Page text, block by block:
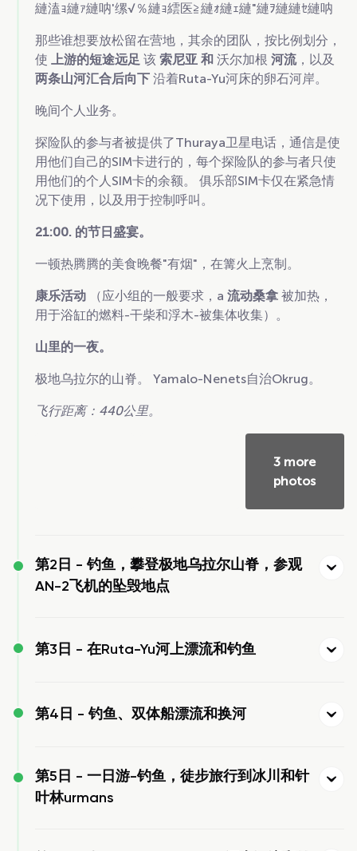
縺溘ｮ縺ｧ縺呐'缧√％縺ｮ繧医≧縺ｫ縺ｪ縺"縺ｦ縺縺ｾ縺呐
那些谁想要放松留在营地，其余的团队，按比例划分，
使 上游的短途远足 该 索尼亚 和 沃尔加根 河流，以及
两条山河汇合后向下 沿着Ruta-Yu河床的卵石河岸。
晚间个人业务。
探险队的参与者被提供了Thuraya卫星电话，通信是使
用他们自己的SIM卡进行的，每个探险队的参与者只使
用他们的个人SIM卡的余额。 俱乐部SIM卡仅在紧急情
况下使用，以及用于控制呼叫。
21:00. 的节日盛宴。
一顿热腾腾的美食晚餐"有烟"，在篝火上烹制。
康乐活动 （应小组的一般要求，a 流动桑拿 被加热，
用于浴缸的燃料-干柴和浮木-被集体收集）。
山里的一夜。
极地乌拉尔的山脊。 Yamalo-Nenets自治Okrug。
飞行距离：440公里。
3 more
photos
第2日 -钓鱼，攀登极地乌拉尔山脊，参观
AN-2飞机的坠毁地点
第3日 - 在Ruta-Yu河上漂流和钓鱼
第4日 -钓鱼、双体船漂流和换河
第5日 - 一日游-钓鱼，徒步旅行到冰川和针
叶林urmans